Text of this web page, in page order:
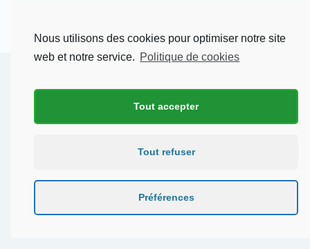
Nous utilisons des cookies pour optimiser notre site
web et notre service. Politique de cookies
Tout accepter
Tout refuser
Préférences